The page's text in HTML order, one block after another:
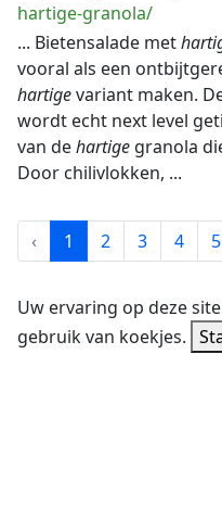
hartige-granola/
... Bietensalade met
vooral als een
hartigevariant maken.
wordt echt next level
van dehartige granola
Door chilivlokken, ...
‹ 1 2 3 4 5
Uw ervaring op deze
gebruik van koekjes.